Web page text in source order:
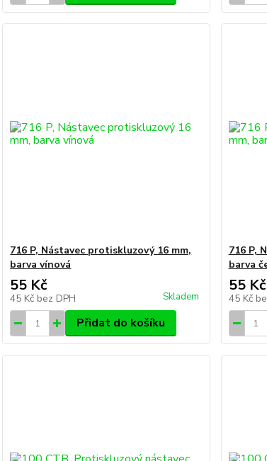
716 P, Nástavec protiskluzový 16 mm,
barva vínová
55 Kč
45 Kč bez DPH Skladem
Přidat do košíku
716 P,
barva
55 Kč
45 Kč